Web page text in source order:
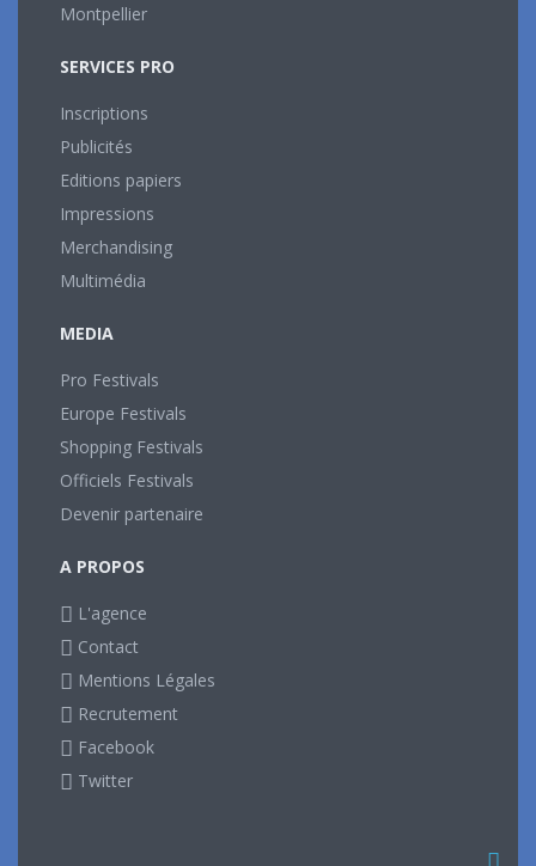
Montpellier
SERVICES PRO
Inscriptions
Publicités
Editions papiers
Impressions
Merchandising
Multimédia
MEDIA
Pro Festivals
Europe Festivals
Shopping Festivals
Officiels Festivals
Devenir partenaire
A PROPOS
L'agence
Contact
Mentions Légales
Recrutement
Facebook
Twitter